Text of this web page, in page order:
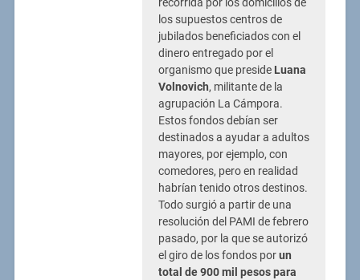
los supuestos centros de
jubilados beneficiados con el
dinero entregado por el
organismo que preside Luana
Volnovich, militante de la
agrupación La Cámpora.
Estos fondos debían ser
destinados a ayudar a adultos
mayores, por ejemplo, con
comedores, pero en realidad
habrían tenido otros destinos.
Todo surgió a partir de una
resolución del PAMI de febrero
pasado, por la que se autorizó
el giro de los fondos porun
total de 900 mil pesos para